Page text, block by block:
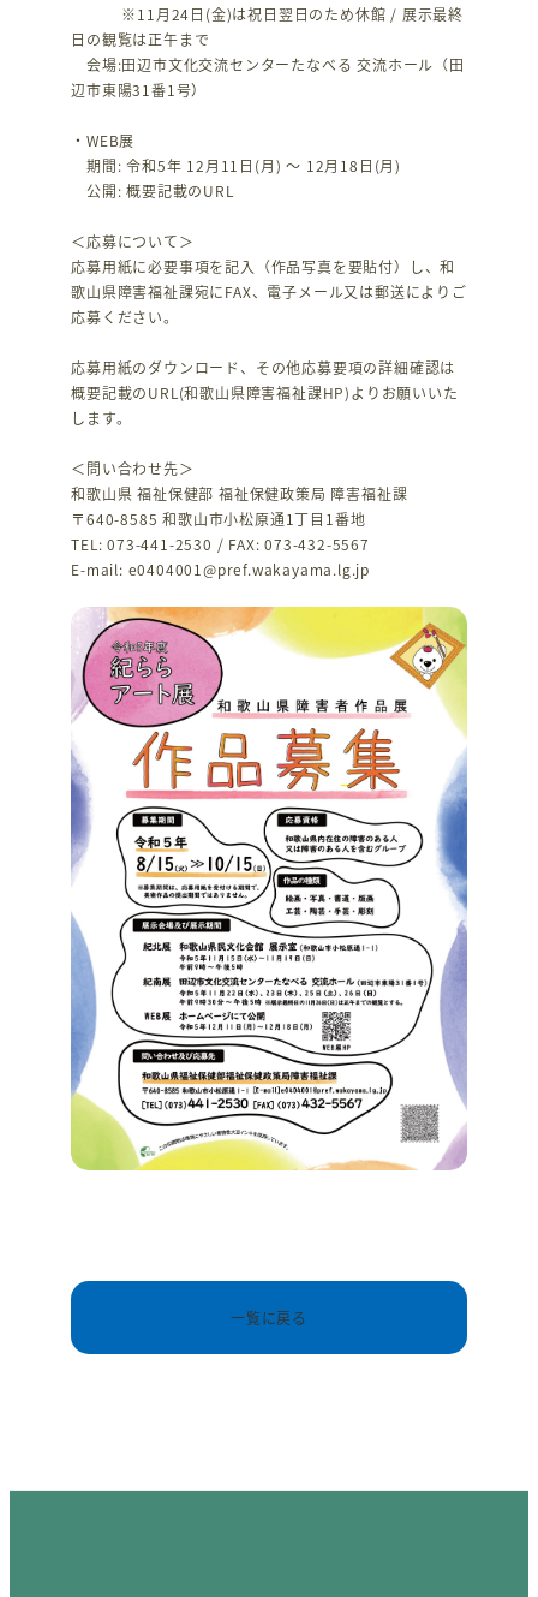
※11月24日(金)は祝日翌日のため休館 / 展示最終
日の観覧は正午まで
会場:田辺市文化交流センターたなべる 交流ホール（田
辺市東陽31番1号）
・WEB展
期間: 令和5年 12月11日(月) ～ 12月18日(月)
公開: 概要記載のURL
＜応募について＞
応募用紙に必要事項を記入（作品写真を要貼付）し、和
歌山県障害福祉課宛にFAX、電子メール又は郵送によりご
応募ください。
応募用紙のダウンロード、その他応募要項の詳細確認は
概要記載のURL(和歌山県障害福祉課HP)よりお願いいた
します。
＜問い合わせ先＞
和歌山県 福祉保健部 福祉保健政策局 障害福祉課
〒640-8585 和歌山市小松原通1丁目1番地
TEL: 073-441-2530 / FAX: 073-432-5567
E-mail: e0404001@pref.wakayama.lg.jp
一覧に戻る